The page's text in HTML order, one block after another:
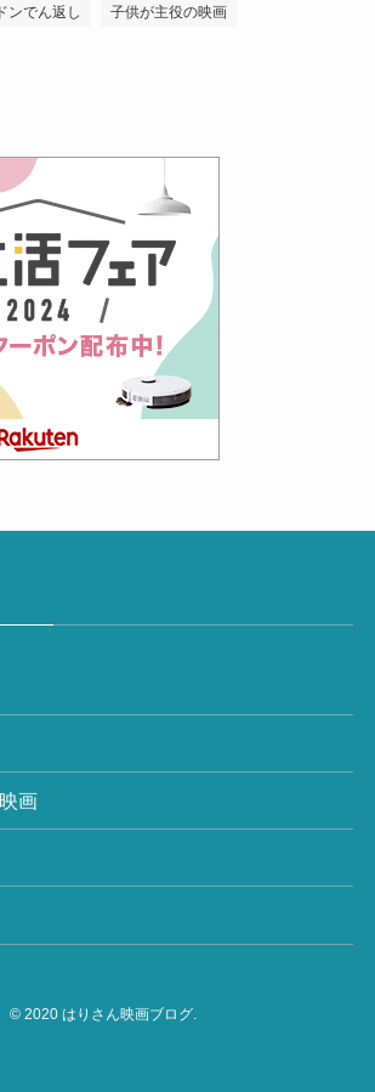
ンでん返し 子供が主役の映画
画
© 2020 はりさん映画ブログ.